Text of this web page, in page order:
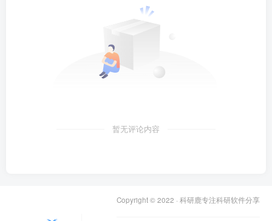
暂无评论内容
Copyright © 2022 · 科研鹿专注科研软件分享